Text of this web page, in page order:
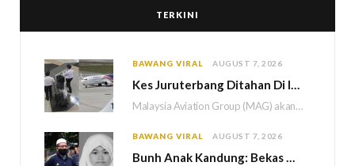
TERKINI
BAWANG VIRAL AUGUST 7, 2026
Kes Juruterbang Ditahan Di Indonesia, MAG Wajibkan Saringan Dadah 1,260 Juruterbang Malaysia Airlines
Malaysia Aviation Group (MAG) akan melaksanakan saringan dadah mandatori terhadap semua juruterbang Malaysia Airlines sebagai…
BAWANG VIRAL AUGUST 7, 2026
Bunh Anak Kandung: Bekas Anggota Tentera Terlepas Hukuman M